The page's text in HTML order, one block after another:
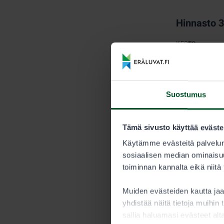
Suostumus
Tämä sivusto käyttää
Käytämme evästeitä
sosiaalisen median
toiminnan kannalta eikä
Muiden evästeiden kautta
yhdistää näitä tietoja muihin
sallia haluamasi evästeet
Hinnasto
KESTO
myytävien
saavutetaan.
Metsästäjän
Alle 15-